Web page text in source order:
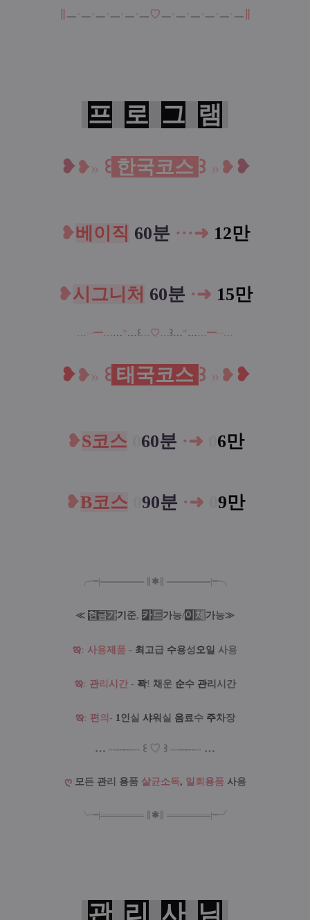
ㅡ·ㅡ·ㅡ·ㅡ·ㅡ·ㅡ♡ㅡ·ㅡ·ㅡ·ㅡ·ㅡ·ㅡ
프 로 그 램
❥❥» ꒰ 한국코스 ꒱ » ❥ ❥
❥베이직 60분 ···➜ 12만
❥시그니처 60분 ·➜ 15만
…─━… …*…꒰… ♡ …꒱…*… …━─…
❥❥» ꒰ 태국코스 ꒱ » ❥ ❥
❥S코스 60분 ·➜ 6만
❥B코스 90분 ·➜ 9만
╭╼|═══════ ✱ ═══════|╾╮
≪ 현 금가기 준, 카드 가능/이 체 가능≫
ఇ: 사용제 품 - 최 고급 수용성오일 사용
ఇ: 관리 시 간 - 꽉! 채 운 순수 관리 시간
ఇ: 편 의 - 1인실 샤워 실 음료수 주차장
… --------- ꒰ ♡ ꒱ --------- …
ღ 모든 관리 용품 살균소독, 일 회 용품 사용
╰╼|═══════ ✱ ═══════|╾╯
관 리 사 님